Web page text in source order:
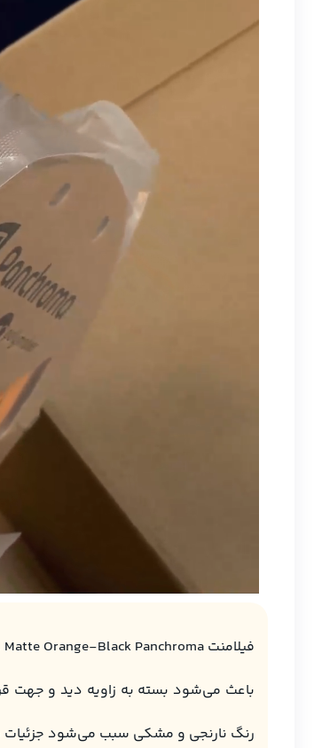
باعث می‌شود بسته به زاویه دید و جهت
رنگ نارنجی و مشکی سبب می‌شود جزئیات